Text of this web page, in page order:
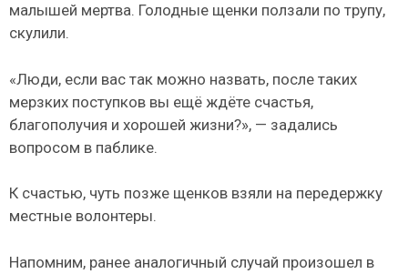
малышей мертва. Голодные щенки ползали по трупу,
скулили.
«Люди, если вас так можно назвать, после таких
мерзких поступков вы ещё ждёте счастья,
благополучия и хорошей жизни?», — задались
вопросом в паблике.
К счастью, чуть позже щенков взяли на передержку
местные волонтеры.
Напомним, ранее аналогичный случай произошел в